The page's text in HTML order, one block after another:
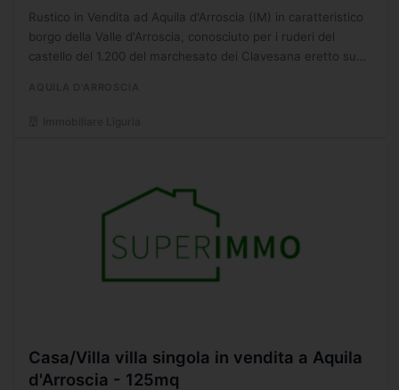
Rustico in Vendita ad Aquila d'Arroscia (IM) in caratteristico
borgo della Valle d'Arroscia, conosciuto per i ruderi del
castello del 1.200 del marchesato dei Clavesana eretto su
Casa/Villa villa singola in vendita a Aquila
d'Arroscia - 125mq